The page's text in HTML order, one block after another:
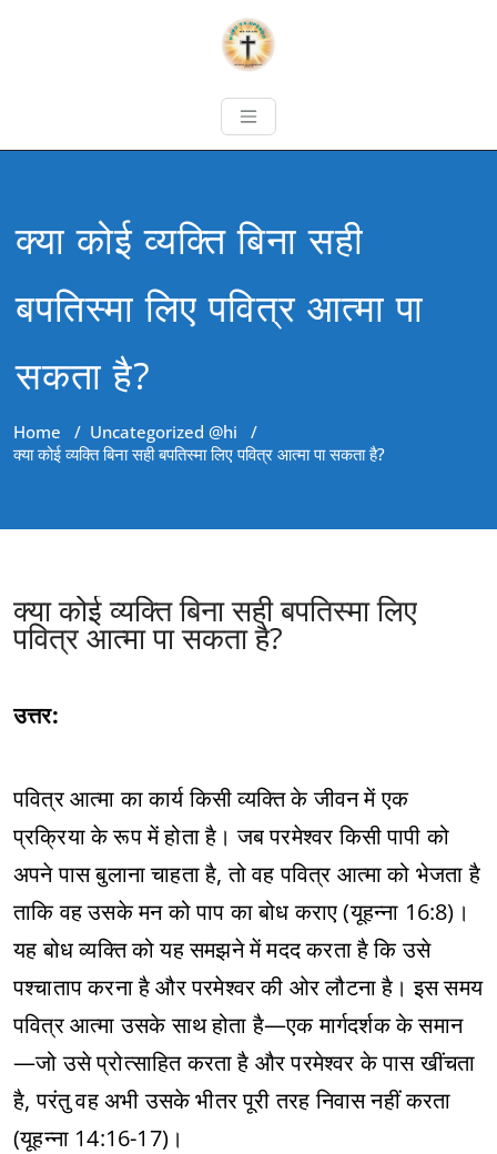
क्या कोई व्यक्ति बिना सही
बपतिस्मा लिए पवित्र आत्मा पा
सकता है?
Home / Uncategorized @hi /
क्या कोई व्यक्ति बिना सही बपतिस्मा लिए पवित्र आत्मा पा सकता है?
क्या कोई व्यक्ति बिना सही बपतिस्मा लिए
पवित्र आत्मा पा सकता है?
उत्तर:
पवित्र आत्मा का कार्य किसी व्यक्ति के जीवन में एक
प्रक्रिया के रूप में होता है। जब परमेश्वर किसी पापी को
अपने पास बुलाना चाहता है, तो वह पवित्र आत्मा को भेजता है
ताकि वह उसके मन को पाप का बोध कराए (यूहन्ना 16:8)।
यह बोध व्यक्ति को यह समझने में मदद करता है कि उसे
पश्चाताप करना है और परमेश्वर की ओर लौटना है। इस समय
पवित्र आत्मा उसके साथ होता है—एक मार्गदर्शक के समान
—जो उसे प्रोत्साहित करता है और परमेश्वर के पास खींचता
है, परंतु वह अभी उसके भीतर पूरी तरह निवास नहीं करता
(यूहन्ना 14:16-17)।